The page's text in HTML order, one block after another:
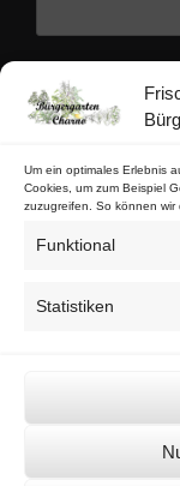
Um ein optimales Erlebnis
Cookies, um zum Beispiel
zuzugreifen. So können wir
Funktional
Statistiken
Zuletzt veröffentlicht
Buschfunk-
Buschfunk-
Buschfunk-
Tschaabgsi-Körbchen